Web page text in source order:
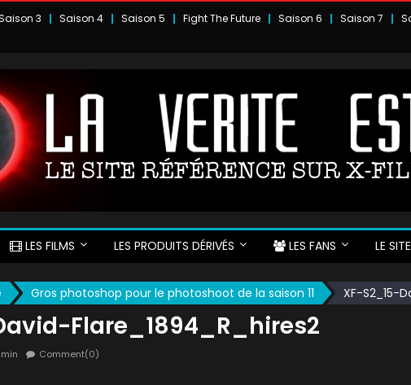
3 Saison 4 Saison 5 Fight The Future Saison 6 Saison 7
LES FILMS LES PRODUITS DÉRIVÉS LES FANS LE SITE
Gros photoshop pour le photoshoot de la saison 11 XF-S2_15-
Flare_1894_R_hires2
Comment(0)